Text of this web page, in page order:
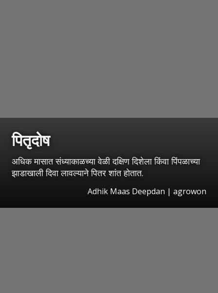
पितृदोष
अधिक मासात संध्याकाळच्या वेळी दक्षिण दिशेला किंवा पिंपळाच्या
झाडाखाली दिवा लावल्याने पितर शांत होतात.
Adhik Maas Deepdan | agrowon